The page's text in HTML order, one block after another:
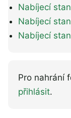
Nabíjecí
Nabíjecí
Nabíjecí
Pro nahrání
přihlásit.